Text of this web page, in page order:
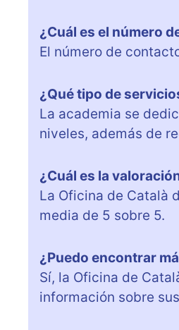
¿Cuál es el número
El número de
¿Qué tipo de
La academia se
niveles, además de
¿Cuál es la
La Oficina de Català
media de 5 sobre 5.
¿Puedo encontrar
Sí, la Oficina de
información sobre